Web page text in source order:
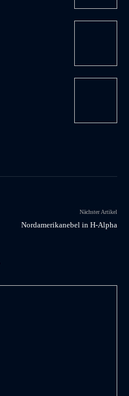
Nächster Artikel
Nordamerikanebel in H-Alpha